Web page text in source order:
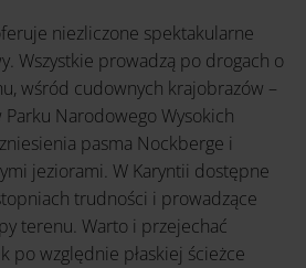
niezliczone spektakularne
Wszystkie prowadzą po drogach o
wśród cudownych krajobrazów –
Narodowego Wysokich
pasma Nockberge i
jeziorami. W Karyntii dostępne
trudności i prowadzące
terenu. Warto i przejechać
po względnie płaskiej ścieżce